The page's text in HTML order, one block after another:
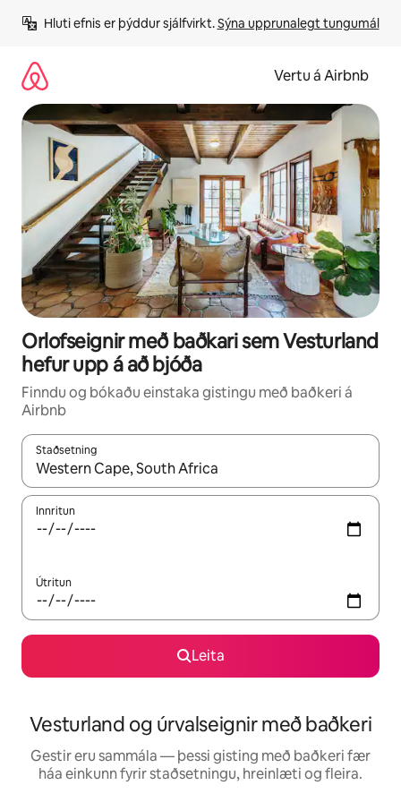
beint
Hluti efnis er þýddur sjálfvirkt. Sýna upprunalegt tungumál
Vertu á Airbnb
Orlofseignir með baðkari sem Vesturland
hefur upp á að bjóða
Finndu og bókaðu einstaka gistingu með baðkeri á
Airbnb
Staðsetning
Þegar niðurstöður liggja fyrir skaltu nota upp og niður
Innritun
Útritun
Leita
Vesturland og úrvalseignir með baðkeri
Gestir eru sammála — þessi gisting með baðkeri fær
háa einkunn fyrir staðsetningu, hreinlæti og fleira.